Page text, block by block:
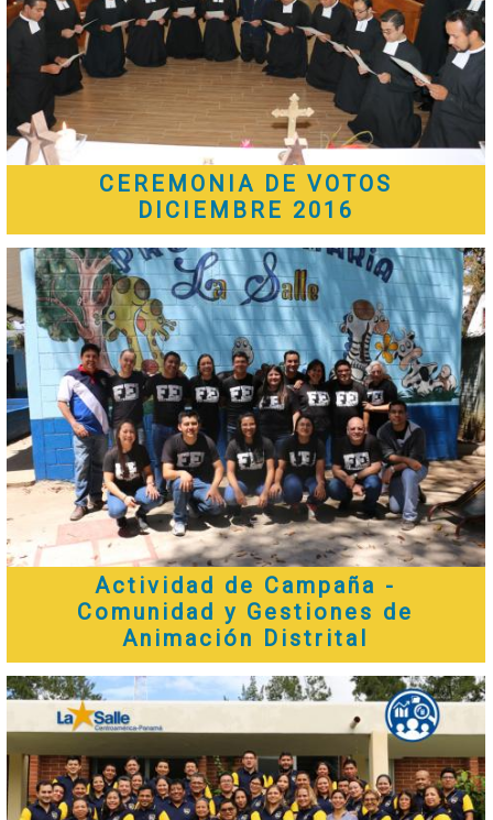
CEREMONIA DE VOTOS
DICIEMBRE 2016
Actividad de Campaña -
Comunidad y Gestiones de
Animación Distrital